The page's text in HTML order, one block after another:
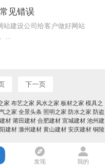
见错误
站建设公司给客户做好网站
...
下一页
家 布艺之家 风水之家 板材之家 模具之
之家 全景头条 照明之家 防水之家 防盗
材 莆田建材 合肥建材 宣城建材 池州建
建材 滁州建材 黄山建材 安庆建材 铜陵
发现 我的